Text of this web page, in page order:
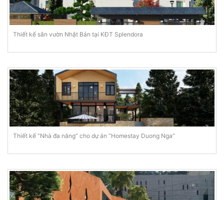
Thiết kế sân vườn Nhật Bản tại KĐT Splendora
Thiết kế “Nhà đa năng” cho dự án “Homestay Duong Nga”